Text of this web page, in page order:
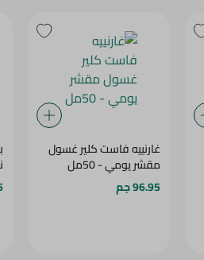
غارنييه فاست كلير غسول
مقشر يومي - 50مل
96.95 جم